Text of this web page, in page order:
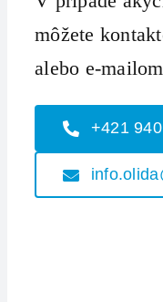
môžete
alebo e-mailom
+421